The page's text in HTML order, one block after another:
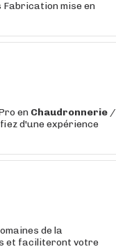
mise en
en Chaudronnerie /
d'une expérience
de la
et faciliteront votre